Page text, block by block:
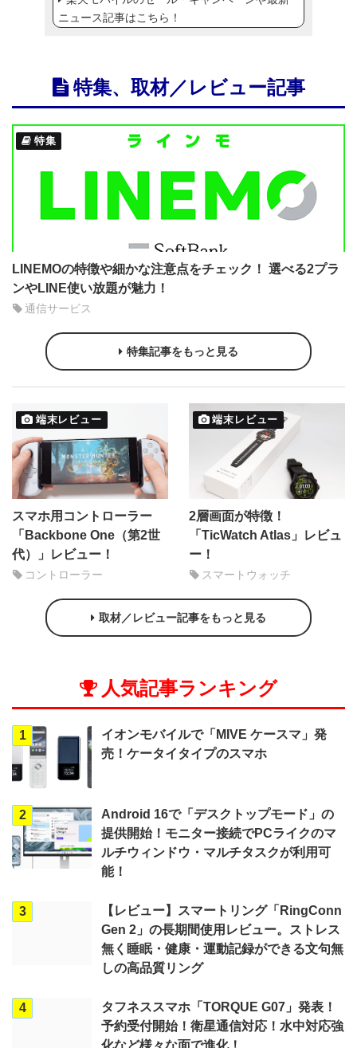
ニュース記事はこちら！
特集、取材／レビュー記事
特集
LINEMOの特徴や細かな注意点をチェック！ 選べる2プラ
ンやLINE使い放題が魅力！
通信サービス
特集記事をもっと見る
端末レビュー
スマホ用コントローラー
「Backbone One（第2世
代）」レビュー！
コントローラー
端末レビュー
2層画面が特徴！
「TicWatch Atlas」レビュ
ー！
スマートウォッチ
取材／レビュー記事をもっと見る
人気記事ランキング
1
イオンモバイルで「MIVE ケースマ」発
売！ケータイタイプのスマホ
2
Android 16で「デスクトップモード」の
提供開始！モニター接続でPCライクのマ
ルチウィンドウ・マルチタスクが利用可
能！
3
【レビュー】スマートリング「RingConn
Gen 2」の長期間使用レビュー。ストレス
無く睡眠・健康・運動記録ができる文句無
しの高品質リング
4
タフネススマホ「TORQUE G07」発表！
予約受付開始！衛星通信対応！水中対応強
化など様々な面で進化！